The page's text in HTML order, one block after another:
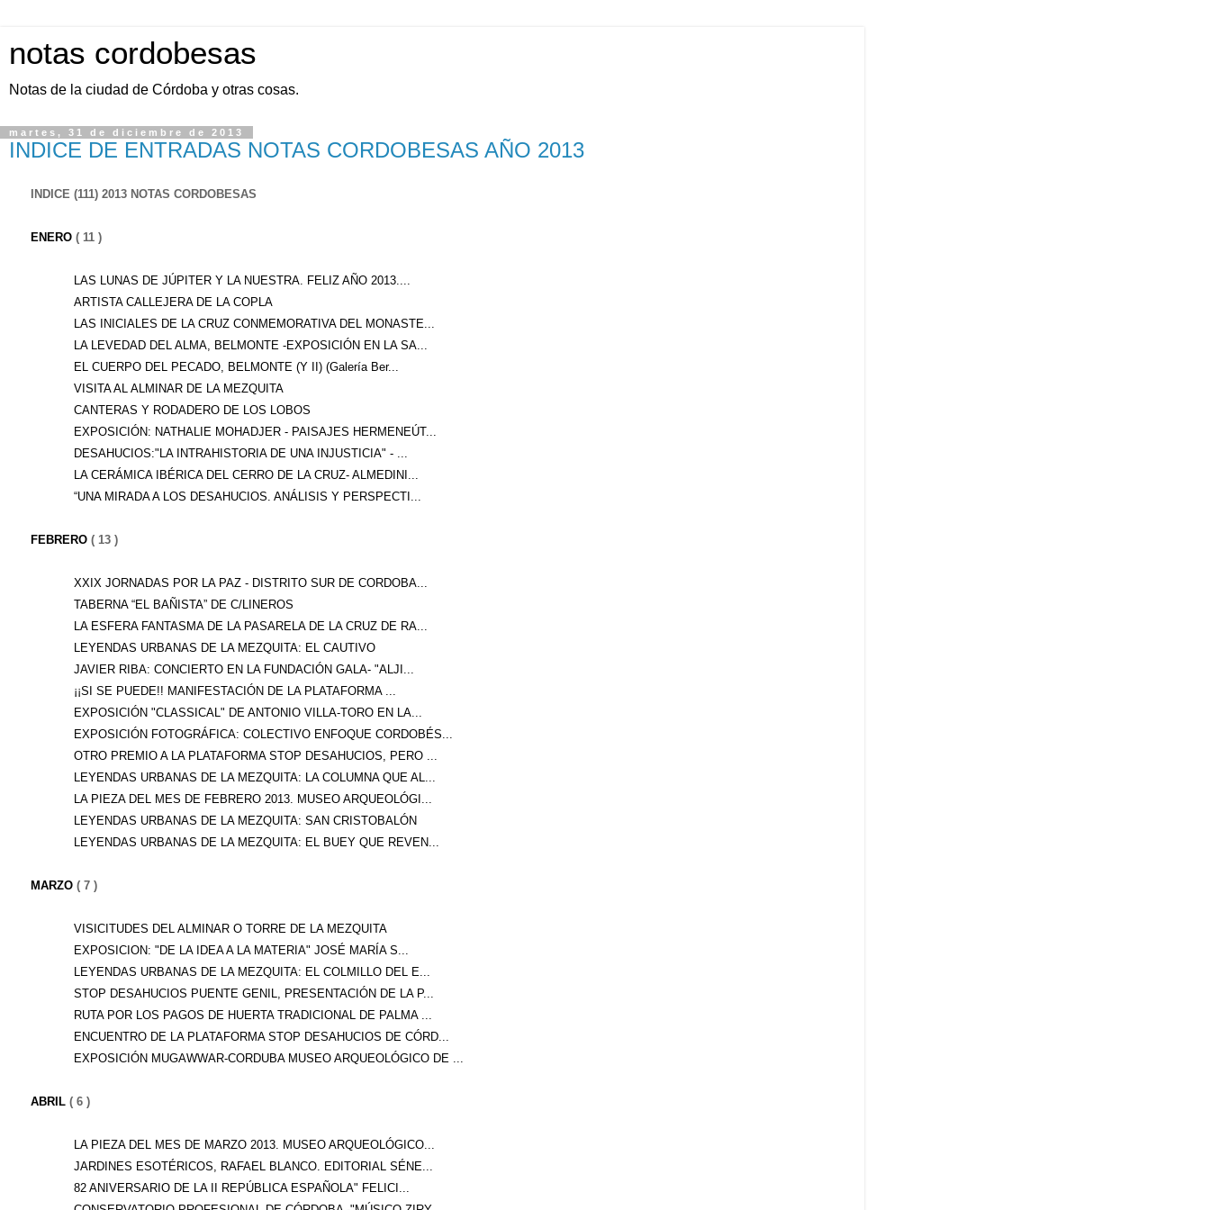
notas cordobesas
Notas de la ciudad de Córdoba y otras cosas.
martes, 31 de diciembre de 2013
INDICE DE ENTRADAS NOTAS CORDOBESAS AÑO 2013
INDICE (111) 2013 NOTAS CORDOBESAS
ENERO ( 11 )
LAS LUNAS DE JÚPITER Y LA NUESTRA. FELIZ AÑO 2013....
ARTISTA CALLEJERA DE LA COPLA
LAS INICIALES DE LA CRUZ CONMEMORATIVA DEL MONASTE...
LA LEVEDAD DEL ALMA, BELMONTE -EXPOSICIÓN EN LA SA...
EL CUERPO DEL PECADO, BELMONTE (Y II) (Galería Ber...
VISITA AL ALMINAR DE LA MEZQUITA
CANTERAS Y RODADERO DE LOS LOBOS
EXPOSICIÓN: NATHALIE MOHADJER - PAISAJES HERMENEÚT...
DESAHUCIOS:"LA INTRAHISTORIA DE UNA INJUSTICIA" - ...
LA CERÁMICA IBÉRICA DEL CERRO DE LA CRUZ- ALMEDINI...
“UNA MIRADA A LOS DESAHUCIOS. ANÁLISIS Y PERSPECTI...
FEBRERO ( 13 )
XXIX JORNADAS POR LA PAZ - DISTRITO SUR DE CORDOBA...
TABERNA “EL BAÑISTA” DE C/LINEROS
LA ESFERA FANTASMA DE LA PASARELA DE LA CRUZ DE RA...
LEYENDAS URBANAS DE LA MEZQUITA: EL CAUTIVO
JAVIER RIBA: CONCIERTO EN LA FUNDACIÓN GALA- "ALJI...
¡¡SI SE PUEDE!! MANIFESTACIÓN DE LA PLATAFORMA ...
EXPOSICIÓN "CLASSICAL" DE ANTONIO VILLA-TORO EN LA...
EXPOSICIÓN FOTOGRÁFICA: COLECTIVO ENFOQUE CORDOBÉS...
OTRO PREMIO A LA PLATAFORMA STOP DESAHUCIOS, PERO ...
LEYENDAS URBANAS DE LA MEZQUITA: LA COLUMNA QUE AL...
LA PIEZA DEL MES DE FEBRERO 2013. MUSEO ARQUEOLÓGI...
LEYENDAS URBANAS DE LA MEZQUITA: SAN CRISTOBALÓN
LEYENDAS URBANAS DE LA MEZQUITA: EL BUEY QUE REVEN...
MARZO ( 7 )
VISICITUDES DEL ALMINAR O TORRE DE LA MEZQUITA
EXPOSICION: "DE LA IDEA A LA MATERIA" JOSÉ MARÍA S...
LEYENDAS URBANAS DE LA MEZQUITA: EL COLMILLO DEL E...
STOP DESAHUCIOS PUENTE GENIL, PRESENTACIÓN DE LA P...
RUTA POR LOS PAGOS DE HUERTA TRADICIONAL DE PALMA ...
ENCUENTRO DE LA PLATAFORMA STOP DESAHUCIOS DE CÓRD...
EXPOSICIÓN MUGAWWAR-CORDUBA MUSEO ARQUEOLÓGICO DE ...
ABRIL ( 6 )
LA PIEZA DEL MES DE MARZO 2013. MUSEO ARQUEOLÓGICO...
JARDINES ESOTÉRICOS, RAFAEL BLANCO. EDITORIAL SÉNE...
82 ANIVERSARIO DE LA II REPÚBLICA ESPAÑOLA" FELICI...